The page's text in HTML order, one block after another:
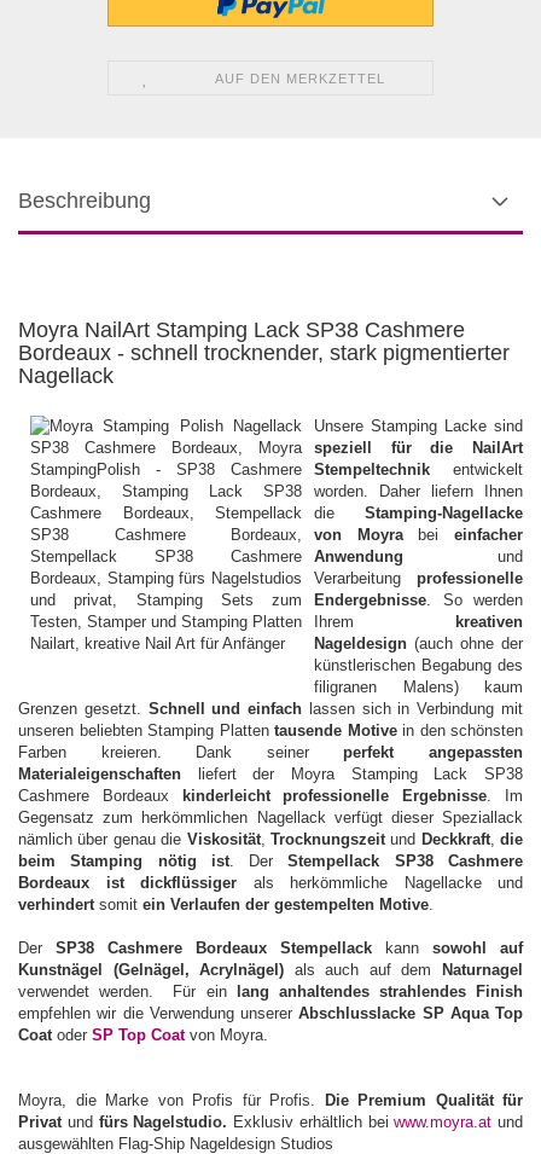
AUF DEN MERKZETTEL
Beschreibung
Moyra NailArt Stamping Lack SP38 Cashmere
Bordeaux - schnell trocknender, stark pigmentierter
Nagellack
Unsere Stamping Lacke sind
speziell für die NailArt
Stempeltechnik entwickelt
worden. Daher liefern Ihnen
die Stamping-Nagellacke
von Moyrabeieinfacher
Anwendung und
Verarbeitung professionelle
Endergebnisse . So werden
Ihrem kreativen
Nageldesign (auch ohne der
künstlerischen Begabung des
filigranen Malens) kaum
Grenzen gesetzt. Schnell und einfach lassen sich in Verbindung mit
unseren beliebten Stamping Platten tausende Motivein den schönsten
Farben kreieren. Dank seinerperfekt angepassten
Materialeigenschaften liefert der Moyra Stamping Lack SP38
Cashmere Bordeaux kinderleicht professionelle Ergebnisse . Im
Gegensatz zum herkömmlichen Nagellack verfügt dieser Speziallack
nämlich über genau die Viskosität, Trocknungszeitund Deckkraft, die
beim Stamping nötig ist. DerStempellack SP38 Cashmere
Bordeaux ist dickflüssiger als herkömmliche Nagellacke und
verhindert somit ein Verlaufen der gestempelten Motive
Der SP38 Cashmere Bordeaux Stempellack kann sowohl auf
Kunstnägel
(Gelnägel, Acrylnägel) als auch auf demNaturnagel
verwendet werden. Für ein lang anhaltendes strahlendes Finish
empfehlen wir die Verwendung unsererAbschlusslacke SP Aqua Top
Coat oder SP Top Coat von Moyra.
Moyra, die Marke von Profis für Profis. Die Premium Qualität für
Privat und fürs Nagelstudio. Exklusiv erhältlich beiwww.moyra.at und
ausgewählten Flag-Ship Nageldesign Studios